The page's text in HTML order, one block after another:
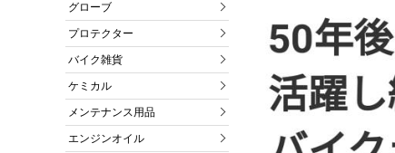
グローブ
プロテクター
バイク雑貨
ケミカル
メンテナンス用品
エンジンオイル